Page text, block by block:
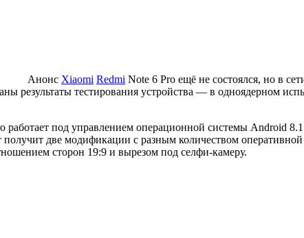
Анонс Xiaomi Redmi Note 6 Pro ещё не состоялся, но в
результаты тестирования устройства — в одноядерном
работает под управлением операционной системы Android
две модификации с разным количеством
сторон 19:9 и вырезом под селфи-камеру.